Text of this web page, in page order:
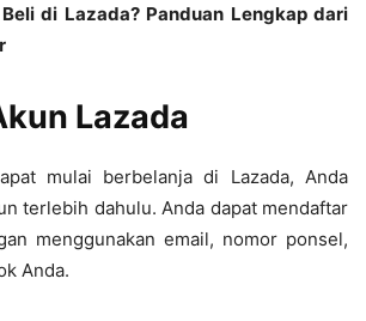
di Lazada? Panduan Lengkap dari
Lazada
mulai berbelanja di Lazada, Anda
terlebih dahulu. Anda dapat mendaftar
menggunakan email, nomor ponsel,
Anda.